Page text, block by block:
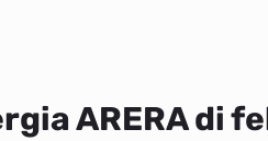
ARERA di